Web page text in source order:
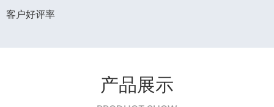
客户好评率
产品展示